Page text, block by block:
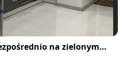
na zielonym